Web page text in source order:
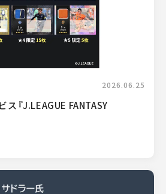
2026.06.25
ス『J.LEAGUE FANTASY